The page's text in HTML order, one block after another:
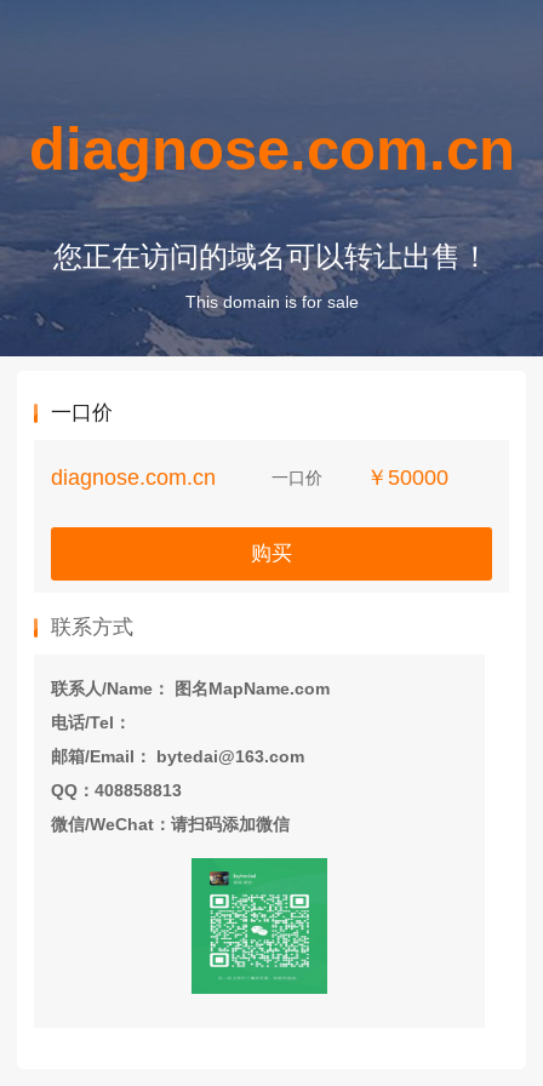
diagnose.com.cn
您正在访问的域名可以转让出售！
This domain is for sale
一口价
diagnose.com.cn 一口价 ￥50000
购买
联系方式
联系人/Name： 图名MapName.com
电话/Tel：
邮箱/Email： bytedai@163.com
QQ：408858813
微信/WeChat：请扫码添加微信